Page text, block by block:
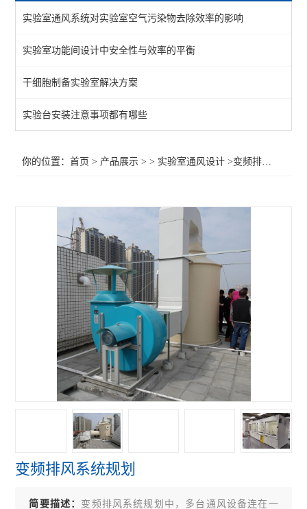
实验室通风系统对实验室空气污染物去除效率的影响
实验室功能间设计中安全性与效率的平衡
干细胞制备实验室解决方案
实验台安装注意事项都有哪些
你的位置：首页 > 产品展示 > > 实验室通风设计 >变频排风系统规划
变频排风系统规划
简要描述： 变频排风系统规划中，多台通风设备连在一